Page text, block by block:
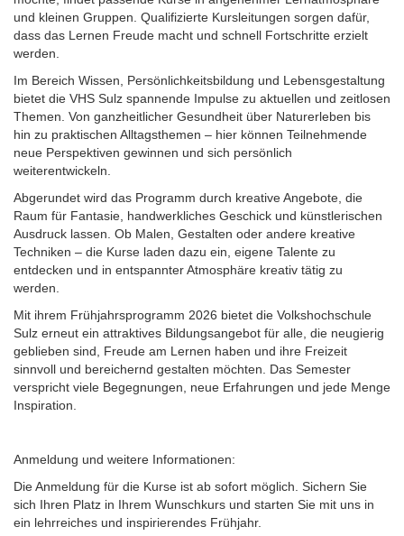
und kleinen Gruppen. Qualifizierte Kursleitungen sorgen dafür,
dass das Lernen Freude macht und schnell Fortschritte erzielt
werden.
Im Bereich Wissen, Persönlichkeitsbildung und Lebensgestaltung
bietet die VHS Sulz spannende Impulse zu aktuellen und zeitlosen
Themen. Von ganzheitlicher Gesundheit über Naturerleben bis
hin zu praktischen Alltagsthemen – hier können Teilnehmende
neue Perspektiven gewinnen und sich persönlich
weiterentwickeln.
Abgerundet wird das Programm durch kreative Angebote, die
Raum für Fantasie, handwerkliches Geschick und künstlerischen
Ausdruck lassen. Ob Malen, Gestalten oder andere kreative
Techniken – die Kurse laden dazu ein, eigene Talente zu
entdecken und in entspannter Atmosphäre kreativ tätig zu
werden.
Mit ihrem Frühjahrsprogramm 2026 bietet die Volkshochschule
Sulz erneut ein attraktives Bildungsangebot für alle, die neugierig
geblieben sind, Freude am Lernen haben und ihre Freizeit
sinnvoll und bereichernd gestalten möchten. Das Semester
verspricht viele Begegnungen, neue Erfahrungen und jede Menge
Inspiration.
Anmeldung und weitere Informationen:
Die Anmeldung für die Kurse ist ab sofort möglich. Sichern Sie
sich Ihren Platz in Ihrem Wunschkurs und starten Sie mit uns in
ein lehrreiches und inspirierendes Frühjahr.